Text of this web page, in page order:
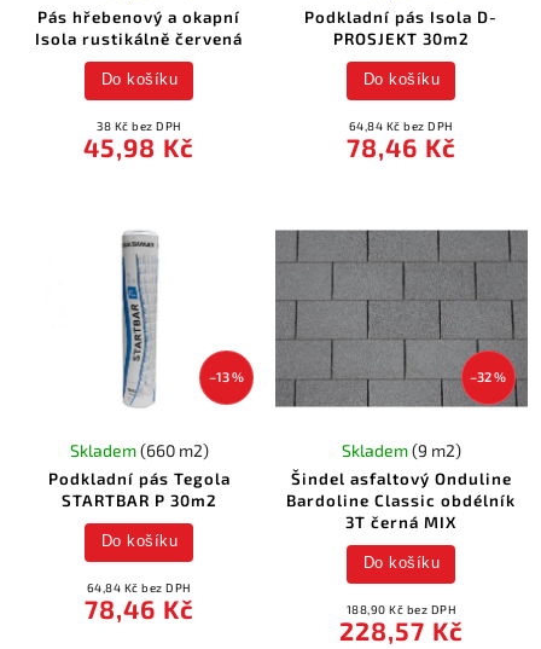
Pás hřebenový a okapní
Isola rustikálně červená
38 Kč bez DPH
45,98 Kč
Do košíku
Podkladní pás Isola D-
PROSJEKT 30m2
64,84 Kč bez DPH
78,46 Kč
Do košíku
–13 %
Podkladní pás Tegola
STARTBAR P 30m2
Skladem(660 m2)
64,84 Kč bez DPH
78,46 Kč
Do košíku
–32 %
Šindel asfaltový Onduline
Bardoline Classic obdélník
3T černá MIX
Skladem(9 m2)
188,90 Kč bez DPH
228,57 Kč
Do košíku